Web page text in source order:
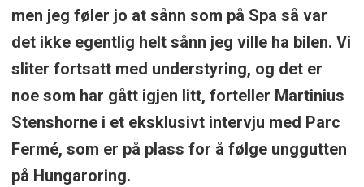
men jeg føler jo at sånn som på Spa så var
det ikke egentlig helt sånn jeg ville ha bilen. Vi
sliter fortsatt med understyring, og det er
noe som har gått igjen litt, forteller Martinius
Stenshorne i et eksklusivt intervju med Parc
Fermé, som er på plass for å følge unggutten
på Hungaroring.